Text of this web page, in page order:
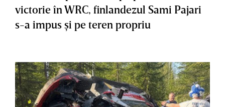
victorie în WRC, finlandezul Sami Pajari
s-a impus şi pe teren propriu